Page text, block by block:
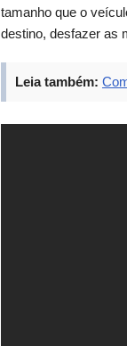
tamanho que o
destino, desfazer as
Leia também: